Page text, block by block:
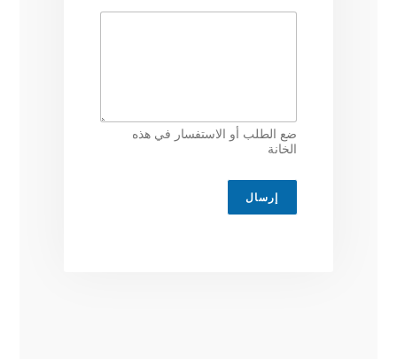
ضع الطلب أو الاستفسار في هذه
الخانة
إرسال